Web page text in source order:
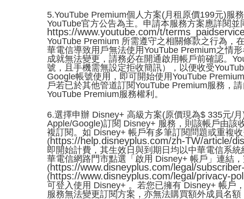
5.YouTube Premium個人方案(月租原價199元)服
YouTube官方公告為主。申請本服務方案應詳閱
https://www.youtube.com/t/
YouTube Premium 所需遵守之相關條款之行為，
華電信導致用戶無法使用YouTube Premium之情
成就無法變更，請務必在開通啟用帳戶前確認。
號，且手機需無設定拒收簡訊），以便收受
Google帳號使用，即可開始使用YouTube
戶若已於其他管道訂閱YouTube Premium服務，
YouTube Premium服務權利。
6.選擇申辦 Disney+ 高級方案(原價現為$ 335元/
Apple/Google)訂閱 Disney+ 服務，則該帳戶由該
複訂閱。如 Disney+ 帳戶有多筆訂閱問題或重複
(https://help.disneyplus.com/zh-TW/article/
即開始計費，其生效日與到期日均以中華電信系
華電信網路門市點選「啟用 Disney+ 帳戶」連結
(https://www.disneyplus.com/legal/
(https://www.disneyplus.com/legal/privacy-
可登入使用 Disney+ 。若您已擁有 Disney+ 帳戶
服務無法變更訂閱方案，亦無法購買額外成員名